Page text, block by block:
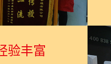
验丰富